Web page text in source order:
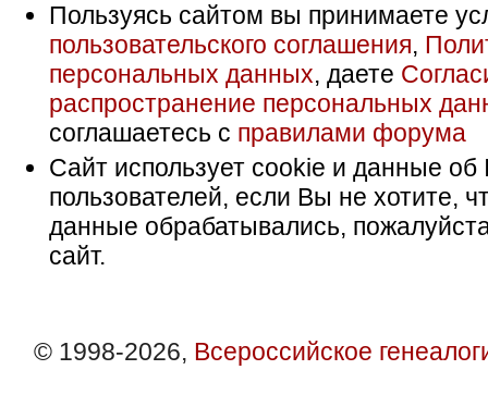
Пользуясь сайтом вы принимаете
пользовательского соглашения,
персональных данных, даете
распространение персональных
соглашаетесь с правилами форума
Сайт использует cookie и данные об
пользователей, если Вы не хотите,
данные обрабатывались,
сайт.
© 1998-2026, Всероссийское